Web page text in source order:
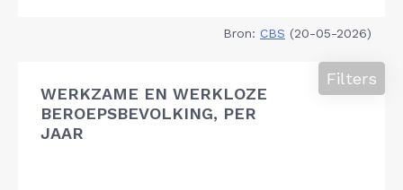
Bron: CBS (20-05-2026)
WERKZAME EN WERKLOZE
BEROEPSBEVOLKING, PER
JAAR
Filters